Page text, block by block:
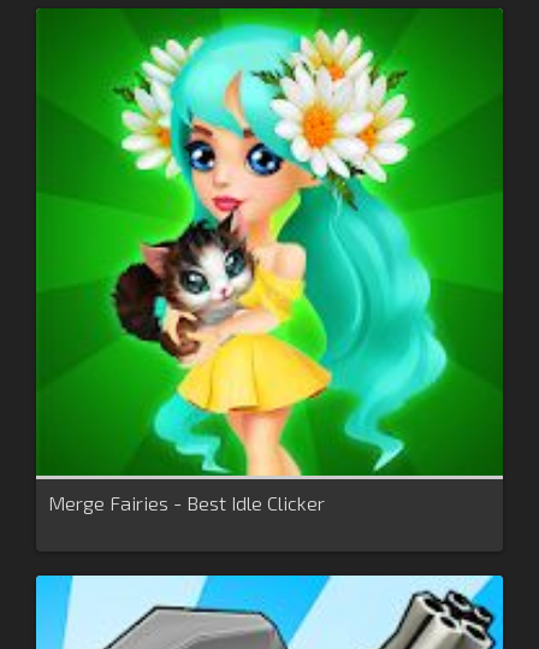
Merge Fairies - Best Idle Clicker